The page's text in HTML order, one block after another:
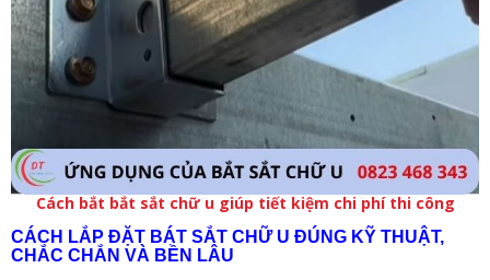
Cách bắt bắt sắt chữ u giúp tiết kiệm chi phí thi công
CÁCH LẮP ĐẶT BÁT SẮT CHỮ U ĐÚNG KỸ THUẬT,
CHẮC CHẮN VÀ BỀN LÂU